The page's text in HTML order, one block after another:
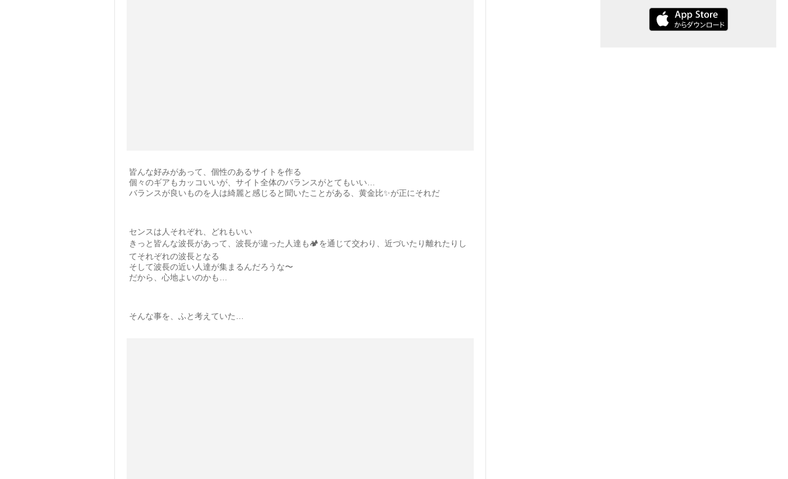
皆んな好みがあって、個性のあるサイトを作る
個々のギアもカッコいいが、サイト全体のバランスがとてもいい…
バランスが良いものを人は綺麗と感じると聞いたことがある、黄金比✨が正にそれだ
センスは人それぞれ、どれもいい
きっと皆んな波長があって、波長が違った人達も🏕を通じて交わり、近づいたり離れたりし
てそれぞれの波長となる
そして波長の近い人達が集まるんだろうな〜
だから、心地よいのかも…
そんな事を、ふと考えていた…